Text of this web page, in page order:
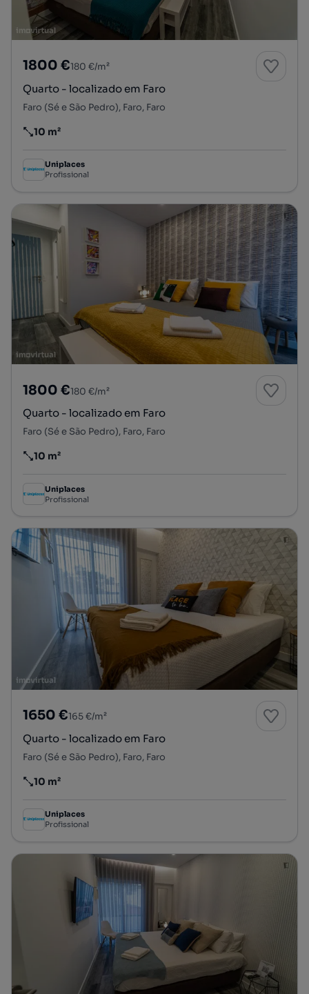
1800 €180 €/m²
Quarto - localizado em Faro
Faro (Sé e São Pedro), Faro, Faro
Preço por metro quadrado
10 m²
Uniplaces
Profissional
1800 €180 €/m²
Quarto - localizado em Faro
Faro (Sé e São Pedro), Faro, Faro
Preço por metro quadrado
10 m²
Uniplaces
Profissional
1650 €165 €/m²
Quarto - localizado em Faro
Faro (Sé e São Pedro), Faro, Faro
Preço por metro quadrado
10 m²
Uniplaces
Profissional